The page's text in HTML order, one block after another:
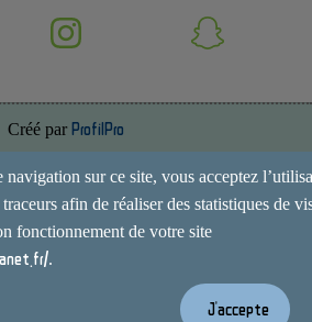
sur ce site, vous acceptez
afin de réaliser des statistiques de
fonctionnement de votre site
.
J'accepte
Créé par ProfilPro
Annuaire de site
Mentions Légales